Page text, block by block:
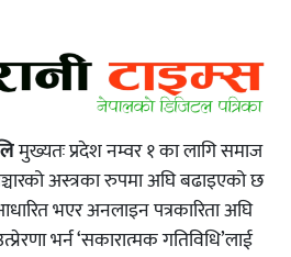
मुख्यतः प्रदेश नम्वर १ का लागि समाज
अस्त्रका रुपमा अघि बढाइएको छ
भएर अनलाइन पत्रकारिता अघि
भर्न ‘सकारात्मक गतिविधि’लाई